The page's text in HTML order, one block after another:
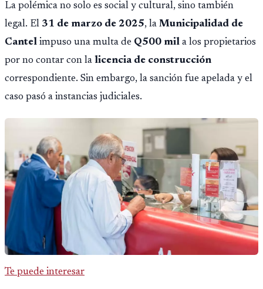
La polémica no solo es social y cultural, sino también
legal. El 31 de marzo de 2025, la Municipalidad de
Cantel impuso una multa de Q500 mil a los propietarios
por no contar con la licencia de construcción
correspondiente. Sin embargo, la sanción fue apelada y el
caso pasó a instancias judiciales.
Te puede interesar